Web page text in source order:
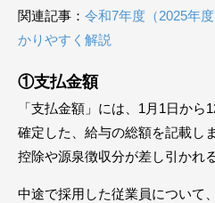
関連記事： 令和7年度（2025年
かりやすく解説
①支払金額
「支払金額」には、1月1日か
確定した、給与の総額を記載し
控除や源泉徴収分が差し引かれ
中途で採用した従業員について